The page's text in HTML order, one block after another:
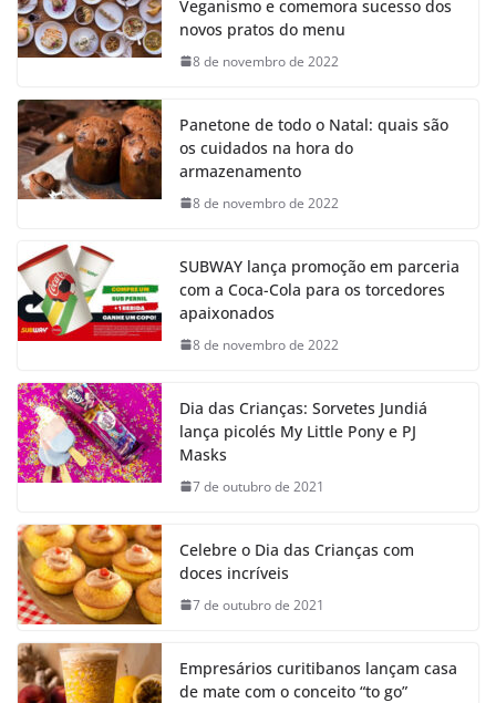
Veganismo e comemora sucesso dos
novos pratos do menu
8 de novembro de 2022
Panetone de todo o Natal: quais são
os cuidados na hora do
armazenamento
8 de novembro de 2022
SUBWAY lança promoção em parceria
com a Coca-Cola para os torcedores
apaixonados
8 de novembro de 2022
Dia das Crianças: Sorvetes Jundiá
lança picolés My Little Pony e PJ
Masks
7 de outubro de 2021
Celebre o Dia das Crianças com
doces incríveis
7 de outubro de 2021
Empresários curitibanos lançam casa
de mate com o conceito “to go”